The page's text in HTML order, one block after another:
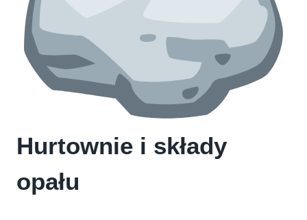
Hurtownie i składy
opału